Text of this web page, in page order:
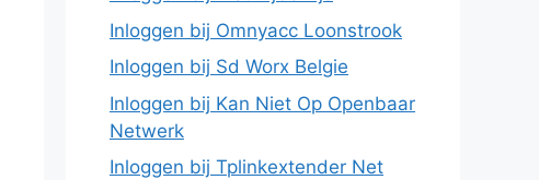
Inloggen bij Omnyacc Loonstrook
Inloggen bij Sd Worx Belgie
Inloggen bij Kan Niet Op Openbaar
Netwerk
Inloggen bij Tplinkextender Net